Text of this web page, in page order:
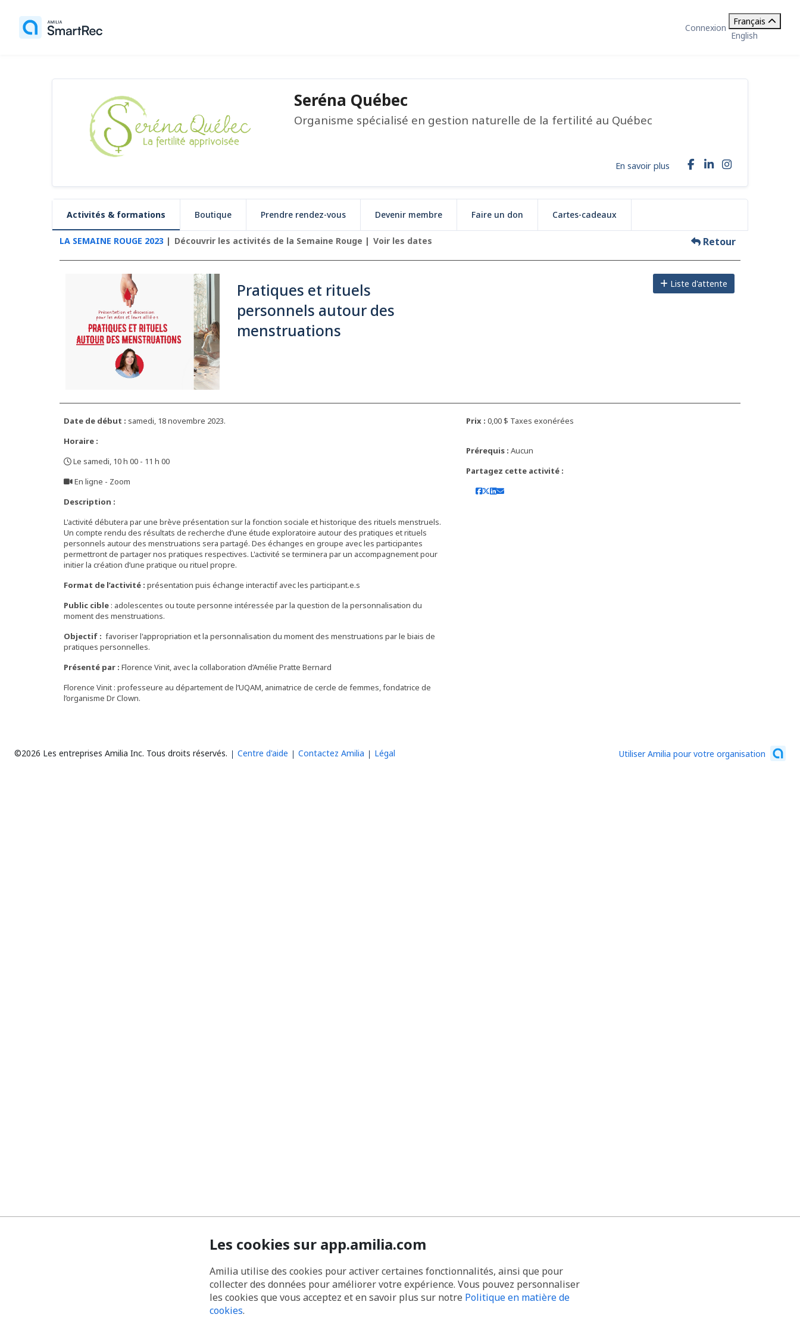
Connexion
Français
English
Seréna Québec
Organisme spécialisé en gestion naturelle de la fertilité au Québec
En savoir plus
Activités & formations Boutique Prendre rendez-vous Devenir membre Faire un don Cartes-cadeaux
LA SEMAINE ROUGE 2023 Découvrir les activités de la Semaine Rouge Voir les dates Retour
Pratiques et rituels
personnels autour des
menstruations
Liste d'attente
Date de début : samedi, 18 novembre 2023.
Horaire :
Le samedi, 10 h 00 - 11 h 00
En ligne - Zoom
Description :
L'activité débutera par une brève présentation sur la fonction sociale et historique des rituels menstruels.
Un compte rendu des résultats de recherche d’une étude exploratoire autour des pratiques et rituels
personnels autour des menstruations sera partagé. Des échanges en groupe avec les participantes
permettront de partager nos pratiques respectives. L'activité se terminera par un accompagnement pour
initier la création d’une pratique ou rituel propre.
Format de l’activité : présentation puis échange interactif avec les participant.e.s
Public cible : adolescentes ou toute personne intéressée par la question de la personnalisation du
moment des menstruations.
Objectif : favoriser l'appropriation et la personnalisation du moment des menstruations par le biais de
pratiques personnelles.
Présenté par : Florence Vinit, avec la collaboration d’Amélie Pratte Bernard
Florence Vinit : professeure au département de l’UQAM, animatrice de cercle de femmes, fondatrice de
l’organisme Dr Clown.
Prix : 0,00 $ Taxes exonérées
Prérequis : Aucun
Partagez cette activité :
©2026 Les entreprises Amilia Inc. Tous droits réservés. Centre d'aide Contactez Amilia Légal Utiliser Amilia pour votre organisation
Les cookies sur app.amilia.com
Amilia utilise des cookies pour activer certaines fonctionnalités, ainsi que pour
collecter des données pour améliorer votre expérience. Vous pouvez personnaliser
les cookies que vous acceptez et en savoir plus sur notre Politique en matière de
cookies.